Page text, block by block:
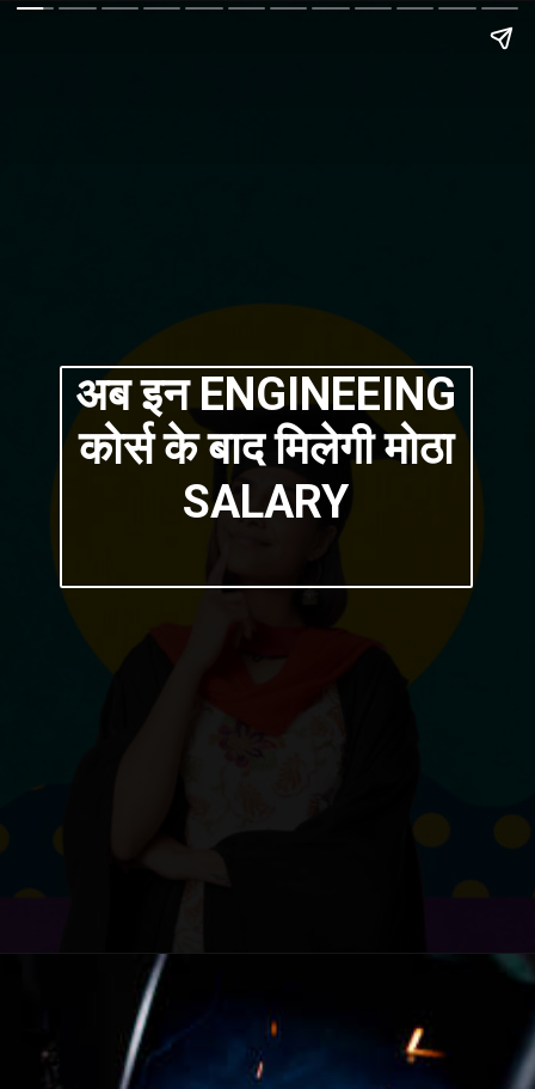
अब इन ENGINEEING
कोर्स के बाद मिलेगी मोठा
SALARY